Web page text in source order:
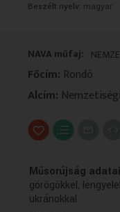
Beszélt nyelv: magyar
NAVA műfaj:
Főcím: Rondó
Alcím:
Műsorújság
görögökkel,
ukránokkal